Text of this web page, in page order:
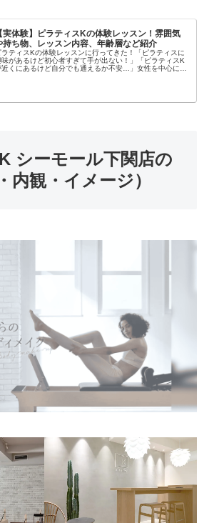
実体験】ピラティスKの体験レッスン！雰囲気
持ち物、レッスン内容、年齢層など紹介
ラティスKの体験レッスンに行ってきた！「ピラティスに
味があるけど初心者すぎて手が出ない！」「ピラティスK
近くにあるけど自分でも通えるか不安…」女性を中心に大
シーモール下関店の
内観・イメージ）